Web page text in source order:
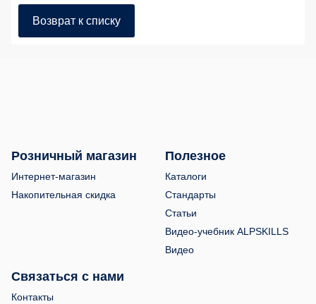
Возврат к списку
Розничный магазин
Интернет-магазин
Накопительная скидка
Полезное
Каталоги
Стандарты
Статьи
Видео-учебник ALPSKILLS
Видео
Связаться с нами
Контакты